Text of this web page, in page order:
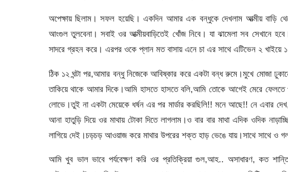
অপেক্ষায় ছিলাম। সফল হয়েছি। একদিন আমার এক বন্ধুকে দেখলাম আত্মীয় বাড়ি
আংগুল তুলবেনা। সবাই ওর আত্মীয়বাড়িতেই খোঁজ নিবে। যা ঝামেলা সব সেখানে
সাদরে গ্রহন করে। এরপর ওকে প্লান মত বাসায় এনে চা এর সাথে এটিভেন ২ খাইয়ে
ঠিক ১২ ঘন্টা পর,আমার বন্ধু নিজেকে আবিষ্কার করে একটা বন্ধ রুমে।মুখে মোজা
তাকিয়ে থাকে আমার দিকে।আমি হাসতে হাসতে বলি,আমি তোকে আগেই মেরে ফেলতে
লোভে।তুই না একটা মেয়েকে ধর্ষন এর পর মার্ডার করছিলি!! মনে আছে!! নে এবার
আনা হাতুড়ি দিয়ে ওর মাথায় টোকা দিতে লাগলাম।ও বার বার মাথা এদিক ওদিক
লাগিয়ে দেই।চড়চড় আওয়াজ করে মাথার উপরের শক্ত হাড় ভেঙে যায়।সাথে সাথে ও
আমি খুব ভাল ভাবে পর্যবেক্ষণ করি ওর প্রতিক্রিয়া গুল,আহ.. অসাধারণ, কত